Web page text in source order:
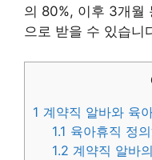
의 80%, 이후 3개월
으로 받을 수 있습니
1 계약직 알바와 육
1.1 육아휴직 정
1.2 계약직 알바